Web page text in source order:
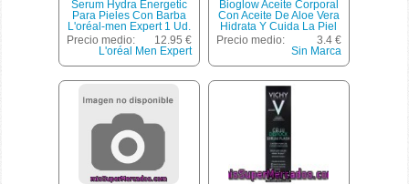
Serum Hydra Energetic
Para Pieles Con Barba
L'oréal-men Expert 1 Ud.
Precio medio:
12.95 €
L'oréal Men Expert
Bioglow Aceite Corporal
Con Aceite De Aloe Vera
Hidrata Y Cuida La Piel
Spray 200 Ml
Precio medio:
3.4 €
Sin Marca